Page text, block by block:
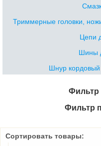
Триммерные головки,
Цепи
Шины
Шнур
Фильтр
Фильтр
Сортировать товары: